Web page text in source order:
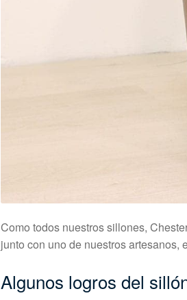
Como todos nuestros sillones,
junto con uno de nuestros artesanos,
Algunos logros del